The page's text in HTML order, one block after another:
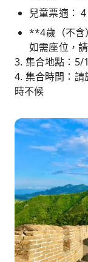
兒童票適：
**4歲（不含
如需座位，
3. 集合地點：5/
4. 集合時間：
時不候